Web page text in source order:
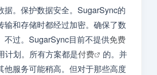
据。保护数据安全。SugarSync的
输和存储时都经过加密。确保了数
不过。SugarSync目前不提供免费
计划。所有方案都是付费
的。并
他服务可能稍高。但对于那些高度